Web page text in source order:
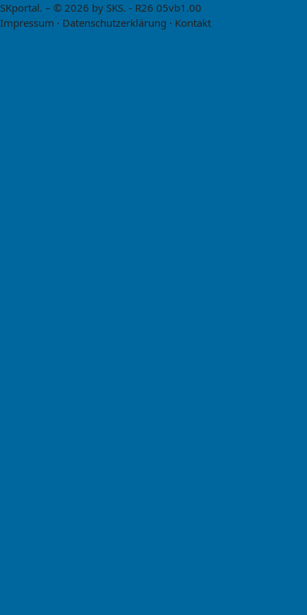
SKportal. – © 2026 by SKS. - R26 05vb1.00
Impressum · Datenschutzerklärung · Kontakt